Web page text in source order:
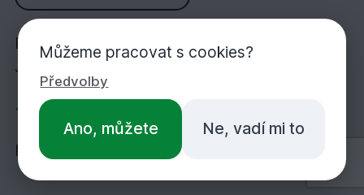
Potřebujete poradit?
Jsme tu pro Vás!
+420 283 933 452
PO-PÁ 7:00-16:30
Můžeme pracovat s cookies?
Předvolby
Ano, můžete Ne, vadí mi to